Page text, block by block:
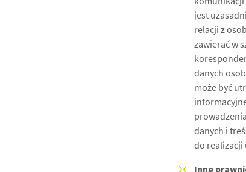
jest
relacji z
zawierać w
danych
może być
danych i
do realizacji
Inne